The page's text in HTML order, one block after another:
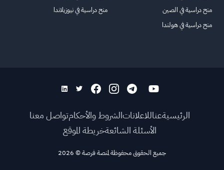
منح دراسية في الصين
منح دراسية في هولندا
منح دراسية في نيوزيلاندا
الرئيسيةعناللاعلاناتالشروط والأحكامتواصل معنا
الأسئلة الشائعةخريطة الموقع
جميع الحقوق محفوظة لمنصة فرصة©
2026